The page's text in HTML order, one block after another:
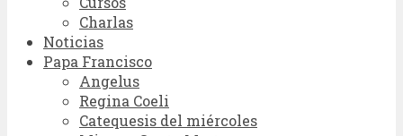
Charlas
Noticias
Papa Francisco
Angelus
Regina Coeli
Catequesis del miércoles